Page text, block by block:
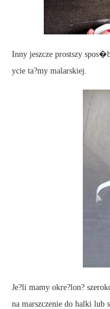
Inny jeszcze prostszy
ycie ta?my malarskiej.
Je?li mamy okre?lon?
na marszczenie do halki